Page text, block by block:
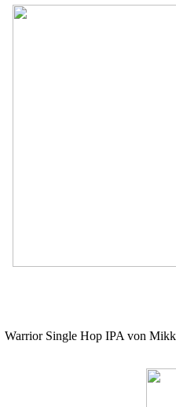
Warrior Single Hop IPA von